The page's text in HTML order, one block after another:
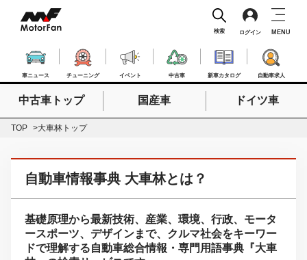
車ニュース チューニング イベント 中古車 新車カタログ 自動車求人
検索 ログイン MENU
検索したいキーワードを入力
中古車トップ 国産車 ドイツ車
TOP 大車林トップ
自動車情報事典 大車林とは？
基礎原理から最新技術、産業、環境、行政、モータ
ースポーツ、デザインまで、クルマ社会をキーワー
ドで理解する自動車総合情報・専門用語事典『大車